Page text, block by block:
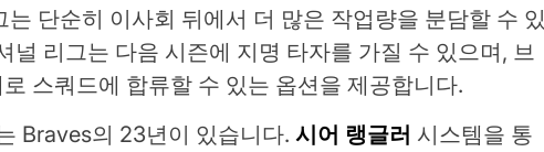
는 단순히 이사회 뒤에서 더 많은 작업량을 분담할 수 있
널 리그는 다음 시즌에 지명 타자를 가질 수 있으며, 브
스쿼드에 합류할 수 있는 옵션을 제공합니다.
Braves의 23년이 있습니다.시어 랭글러 시스템을 통